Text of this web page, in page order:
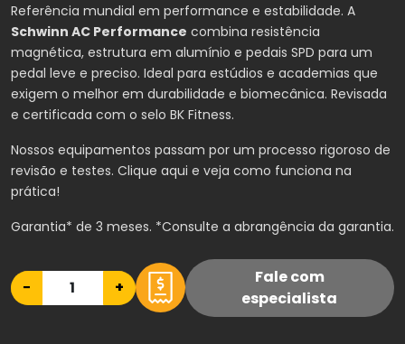
Referência mundial em performance e estabilidade. A
Schwinn AC Performance combina resistência
magnética, estrutura em alumínio e pedais SPD para um
pedal leve e preciso. Ideal para estúdios e academias que
exigem o melhor em durabilidade e biomecânica. Revisada
e certificada com o selo BK Fitness.
Nossos equipamentos passam por um processo rigoroso de
revisão e testes. Clique aqui e veja como funciona na
prática!
Garantia* de 3 meses. *Consulte a abrangência da garantia.
− +
Fale com
especialista